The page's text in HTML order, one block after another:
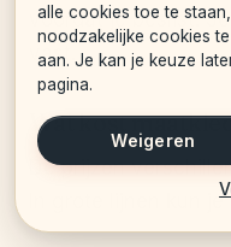
voordat je beslist.
vast.
Wat kost
De prijzen
In grote lijnen kun je
alle cookies toe te staan,
noodzakelijke cookies
aan. Je kan je keuze
pagina.
Weigeren